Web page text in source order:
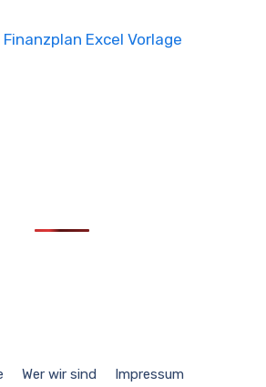
Excel Vorlage
Wer wir sind
Impressum